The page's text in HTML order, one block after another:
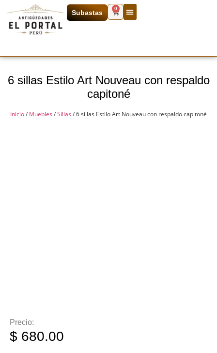
Subastas
0
6 sillas Estilo Art Nouveau con respaldo
capitoné
Inicio/ Muebles /Sillas / 6 sillas Estilo Art Nouveau con respaldo capitoné
Precio:
$ 680.00